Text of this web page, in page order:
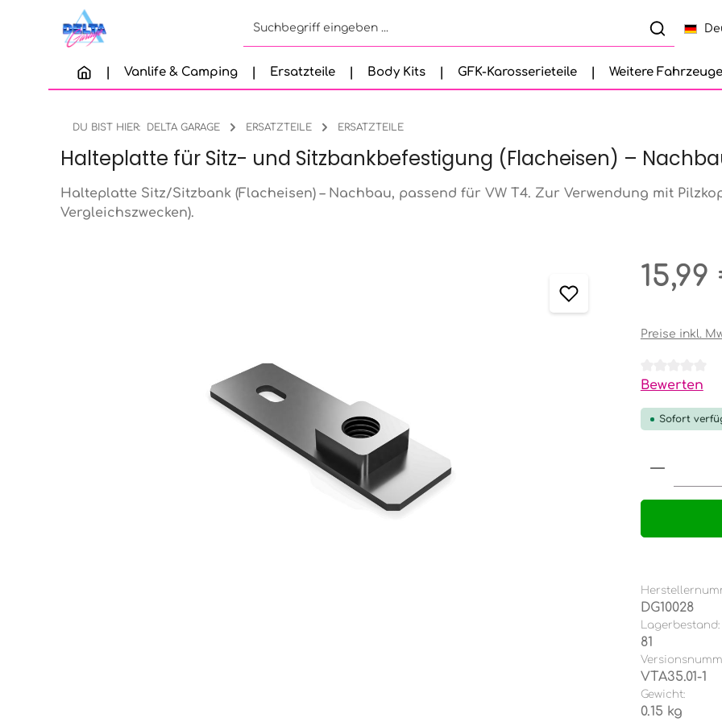
Zum Hauptinhalt springen
Zur Suche springen
Zur Hauptnavigation springen
Vanlife & Camping Ersatzteile Body Kits GFK-Karosserieteile Weitere Fahrzeuge
DU BIST HIER: DELTA GARAGE ERSATZTEILE ERSATZTEILE
Halteplatte für Sitz- und Sitzbankbefestigung (Flacheisen) –
Halteplatte Sitz/Sitzbank (Flacheisen) – Nachbau, passend für VW T4. Zur Verwendung mit
Vergleichszwecken).
Regulärer
Preise inkl.
Bewerten
Sofort
DG10028
Lagerbestand:
81
VTA35.01-1
Gewicht:
0.15 kg